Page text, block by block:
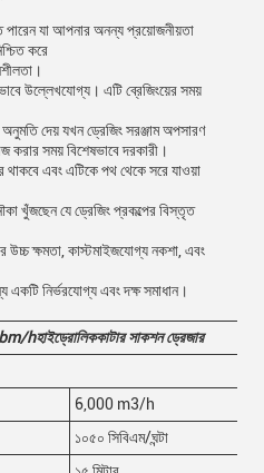
পারেন যা আপনার অনন্য প্রয়োজনীয়তা
করে
উল্লেখযোগ্য। এটি ব্রেজিংয়ের সময়
দেয় যখন ড্রেজিং সরঞ্জাম অপসারণ
করার সময় বিশেষভাবে দরকারী।
থাকবে এবং এটিকে পথ থেকে সরে যাওয়া
খুঁজছেন যে ড্রেজিং প্রকল্পের বিস্তৃত
উচ্চ ক্ষমতা, কাস্টমাইজযোগ্য নকশা, এবং
নির্ভরযোগ্য এবং দক্ষ সমাধান।
hহাইড্রোলিককাটার সাকশন ড্রেজার
6,000 m3/h
১০৫০ সিবিএম/ঘন্টা